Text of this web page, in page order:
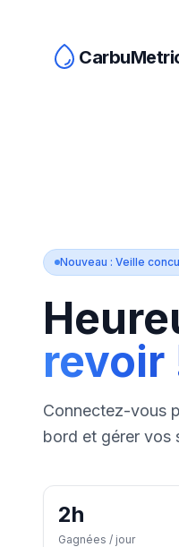
Nouveau : Veille
revoir
Connectez-vous
bord et gérer vos
2h
Gagnées / jour